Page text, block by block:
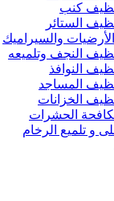
كنب
الستائر
والسيراميك
النجف وتلميعه
النوافذ
المساجد
الخزانات
الحشرات
و تلميع الرخام